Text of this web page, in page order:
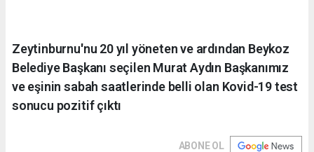
Zeytinburnu'nu 20 yıl yöneten ve ardından Beykoz
Belediye Başkanı seçilen Murat Aydın Başkanımız
ve eşinin sabah saatlerinde belli olan Kovid-19 test
sonucu pozitif çıktı
ABONE OL